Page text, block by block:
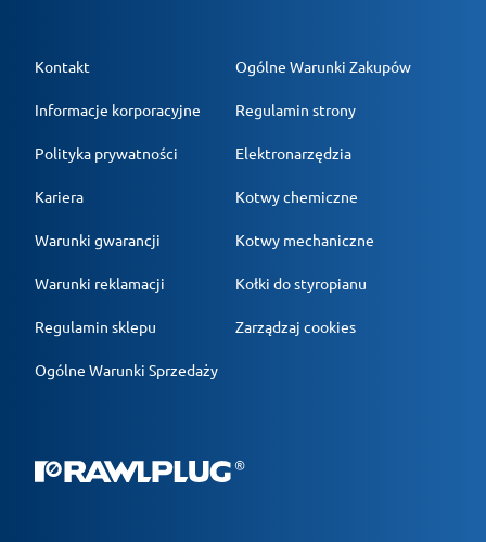
Kontakt
Informacje korporacyjne
Polityka prywatności
Kariera
Warunki gwarancji
Warunki reklamacji
Regulamin sklepu
Ogólne Warunki Sprzedaży
Ogólne Warunki Zakupów
Regulamin strony
Elektronarzędzia
Kotwy chemiczne
Kotwy mechaniczne
Kołki do styropianu
Zarządzaj cookies